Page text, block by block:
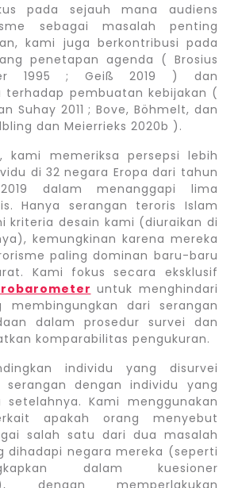
pada sejauh mana audiens
sebagai masalah penting
kami juga berkontribusi pada
penetapan agenda ( Brosius
1995 ; Geiß 2019 ) dan
terhadap pembuatan kebijakan (
Suhay 2011 ; Bove, Böhmelt, dan
dan Meierrieks 2020b ).
kami memeriksa persepsi lebih
di 32 negara Eropa dari tahun
dalam menanggapi lima
Hanya serangan teroris Islam
kriteria desain kami (diuraikan di
kemungkinan karena mereka
paling dominan baru-baru
Kami fokus secara eksklusif
untuk menghindari
membingungkan dari serangan
dalam prosedur survei dan
komparabilitas pengukuran.
individu yang disurvei
dengan individu yang
setelahnya. Kami menggunakan
apakah orang menyebut
salah satu dari dua masalah
dihadapi negara mereka (seperti
dalam kuesioner
dengan memperlakukan